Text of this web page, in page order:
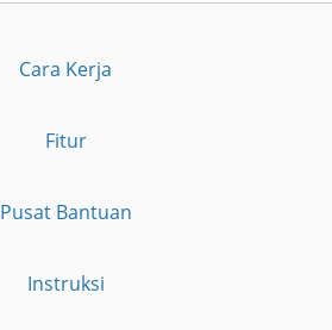
Cara Kerja
Fitur
Pusat Bantuan
Instruksi